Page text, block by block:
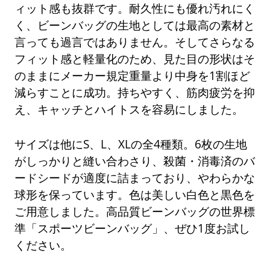
ィット感も抜群です。耐久性にも優れ汚れにく
く、ビーンバッグの生地としては最高の素材と
言っても過言ではありません。そしてさらなる
フィット感と軽量化のため、見た目の形状はそ
のままにメーカー規定重量より中身を1割ほど
減らすことに成功。持ちやすく、筋肉疲労を抑
え、キャッチとハイトスを容易にしました。
サイズは他にS、L、XLの全4種類。6枚の生地
がしっかりと縫い合わさり、殺菌・消毒済のバ
ードシードが適度に詰まっており、やわらかな
球形を保っています。色は美しい白色と黒色を
ご用意しました。高品質ビーンバッグの世界標
準「スポーツビーンバッグ」、ぜひ1度お試し
ください。